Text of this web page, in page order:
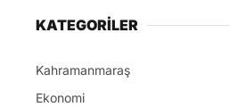
KATEGORİLER
Kahramanmaraş
Ekonomi